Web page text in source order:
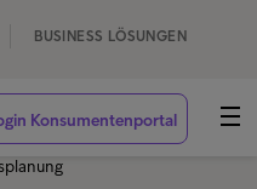
BUSINESS LÖSUNGEN
Konsumentenportal